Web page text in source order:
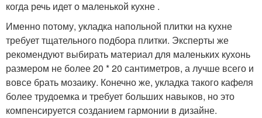
когда речь идет о маленькой кухне .
Именно потому, укладка напольной плитки на кухне
требует тщательного подбора плитки. Эксперты же
рекомендуют выбирать материал для маленьких кухонь
размером не более 20 * 20 сантиметров, а лучше всего и
вовсе брать мозаику. Конечно же, укладка такого кафеля
более трудоемка и требует больших навыков, но это
компенсируется созданием гармонии в дизайне.